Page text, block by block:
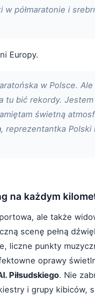
w półmaratonie i
Europy.
w Polsce. Ale
bić rekordy.
świetną
, reprezentantka Polski
na każdym
ale także
scenę pełną
liczne punkty
oprawy
Piłsudskiego. Nie
i grupy kibiców,